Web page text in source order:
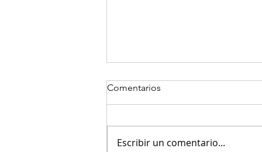
Comentarios
Escribir un comentario...